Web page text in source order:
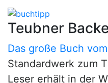
Teubner
Das große Buch
Standardwerk zum
Leser erhält in der